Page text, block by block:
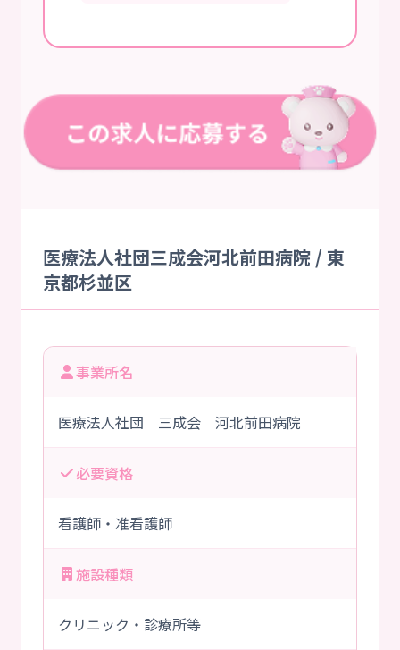
医療法人社団三成会河北前田病院 / 東
京都杉並区
事業所名
医療法人社団 三成会 河北前田病院
必要資格
看護師・准看護師
施設種類
クリニック・診療所等